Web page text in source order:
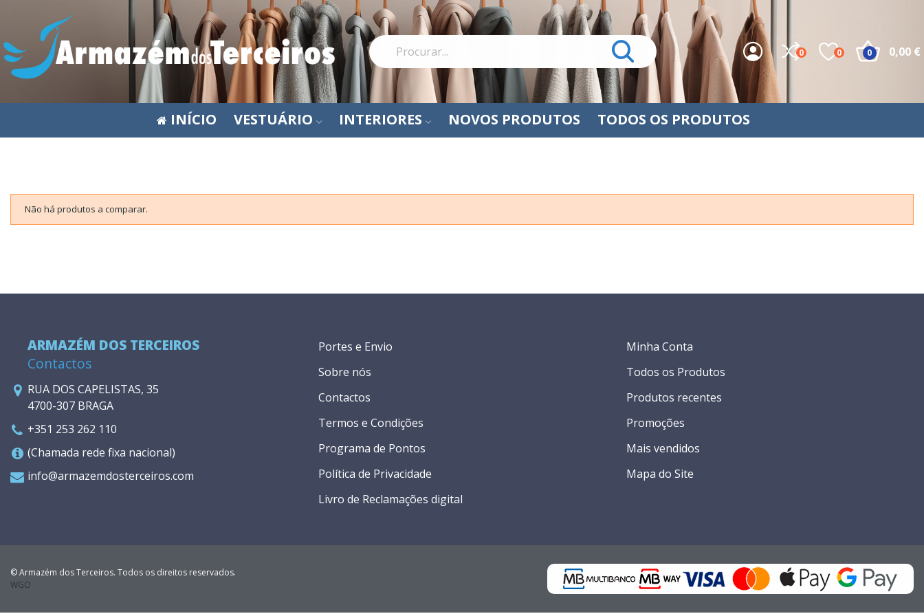
0 0 0,00 €
0
INÍCIO VESTUÁRIO INTERIORES NOVOS PRODUTOS TODOS OS PRODUTOS
Não há produtos a comparar.
ARMAZÉM DOS TERCEIROS
Contactos
RUA DOS CAPELISTAS, 35
4700-307 BRAGA
+351 253 262 110
(Chamada rede fixa nacional)
info@armazemdosterceiros.com
Portes e Envio
Sobre nós
Contactos
Termos e Condições
Programa de Pontos
Política de Privacidade
Livro de Reclamações digital
Minha Conta
Todos os Produtos
Produtos recentes
Promoções
Mais vendidos
Mapa do Site
© Armazém dos Terceiros. Todos os direitos reservados.
WGO